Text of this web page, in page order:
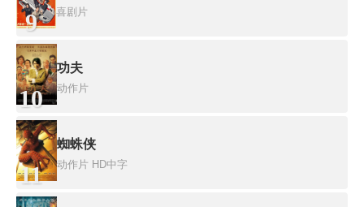
9 喜剧片
10
功夫
动作片
11
蜘蛛侠
动作片 HD中字